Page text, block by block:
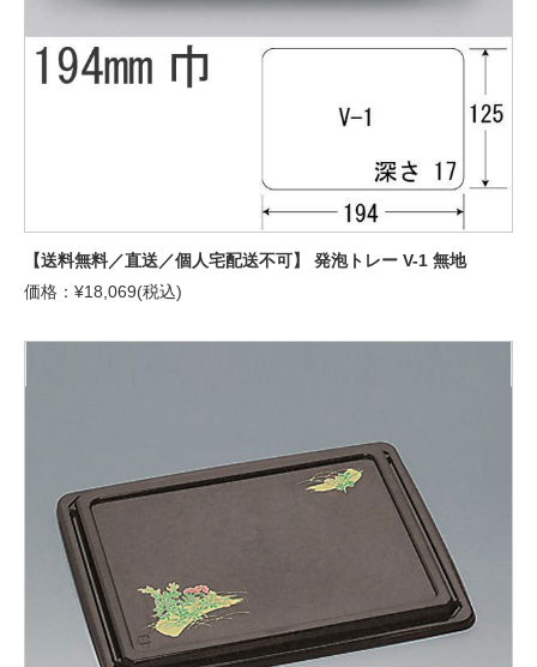
【送料無料／直送／個人宅配送不可】 発泡トレー V-1 無地
価格：¥18,069(税込)